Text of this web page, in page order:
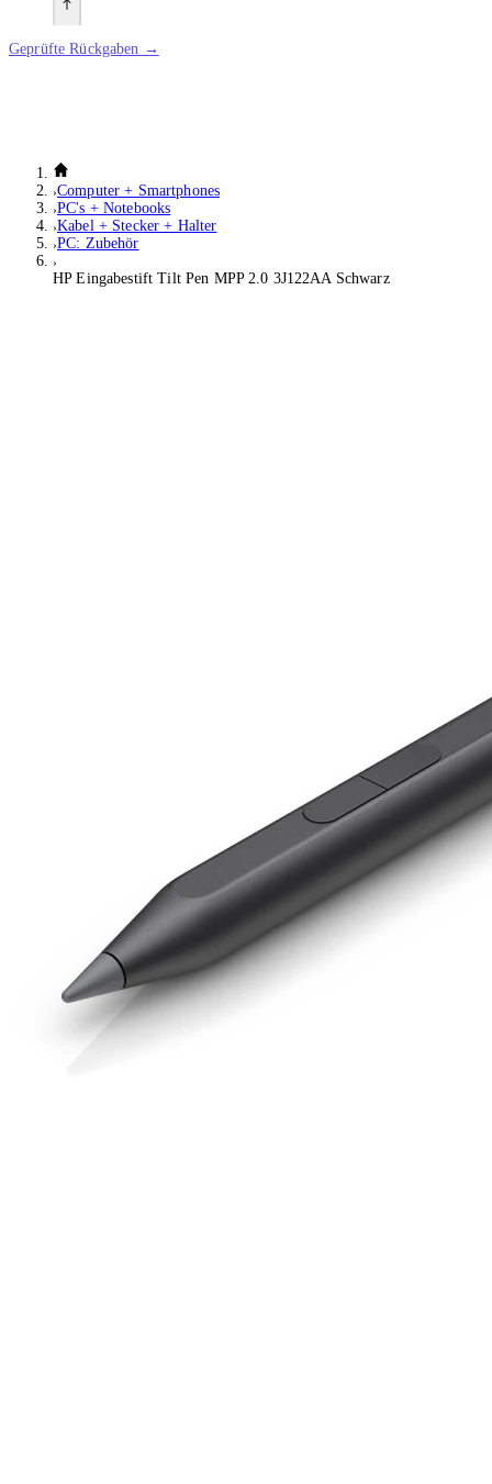
Geprüfte Rückgaben →
Computer + Smartphones
PC's + Notebooks
Kabel + Stecker + Halter
PC: Zubehör
HP Eingabestift Tilt Pen MPP 2.0 3J122AA Schwarz